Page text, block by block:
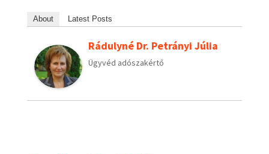
About Latest Posts
Rádulyné Dr. Petrányi Júlia
Ügyvéd adószakértő